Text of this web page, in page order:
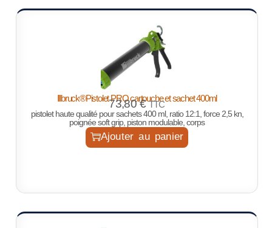
Illbruck®Pistolet PRO cartouche et sachet 400ml
73,80€ TTC
pistolet haute qualité pour sachets 400 ml, ratio 12:1, force 2,5 kn,
poignée soft grip, piston modulable, corps
Ajouter au panier